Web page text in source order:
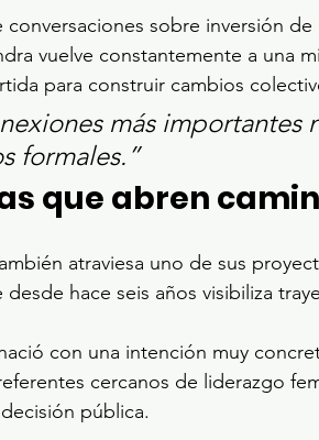
conversaciones sobre inversión
vuelve constantemente a una
para construir cambios
más
formales.”
que abren
atraviesa uno de sus
desde hace seis años visibiliza
con una intención muy
cercanos de liderazgo
pública.